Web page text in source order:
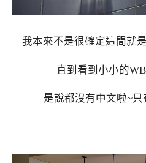
我本來不是很確定這間就
直到看到小小的
是說都沒有中文啦~